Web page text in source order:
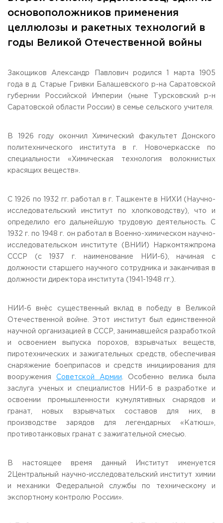
Общежитие / Кампус РГУТИС
Work with disabled and handicapped people
Contacts
Additional education
Федеральный ресурсный центр
Федеральное учебно-методическое объединение в
системе ВО
Labor union committee
Competition of teaching staff
ORDER A CALLBACK
99 Glavnaya Street, dp.Cherkizovo, Urban district Pushkinsky,
Moscow region, 141221
TELEPHONES:
obrashenia@rguts.ru
WORKING HOURS
основоположников применения
целлюлозы и ракетных технологий в
годы Великой Отечественной войны
Закощиков Александр Павлович родился 1 марта 1905
года в д. Старые Гривки Балашевского р-на Саратовской
губернии Российской Империи (ныне Турсковский р-н
Саратовской области России) в семье сельского учителя.
В 1926 году окончил Химический факультет Донского
политехнического института в г. Новочеркасске по
специальности «Химическая технология волокнистых
красящих веществ».
С 1926 по 1932 гг. работал в г. Ташкенте в НИХИ (Научно-
исследовательский институт по хлопководству), что и
определило его дальнейшую трудовую деятельность. С
1932 г. по 1948 г. он работал в Военно-химическом научно-
исследовательском институте (ВНИИ) Наркомтяжпрома
СССР (с 1937 г. наименование НИИ-6), начиная с
должности старшего научного сотрудника и заканчивая в
должности директора института (1941-1948 гг.).
НИИ-6 внёс существенный вклад в победу в Великой
Отечественной войне. Этот институт был единственной
научной организацией в СССР, занимавшейся разработкой
и освоением выпуска порохов, взрывчатых веществ,
пиротехнических и зажигательных средств, обеспечивая
снаряжение боеприпасов и средств инициирования для
вооружения Советской Армии . Особенно велика была
заслуга ученых и специалистов НИИ-6 в разработке и
освоении промышленности кумулятивных снарядов и
гранат, новых взрывчатых составов для них, в
производстве зарядов для легендарных «Катюш»,
противотанковых гранат с зажигательной смесью.
В настоящее время данный Институт именуется
2Центральный научно-исследовательский институт химии
и механики Федеральной службы по техническому и
экспортному контролю России».